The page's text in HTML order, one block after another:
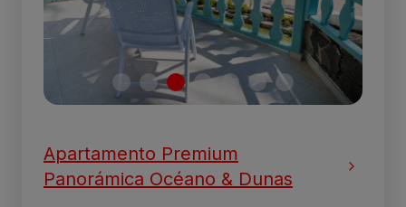
Apartamento Premium
Panorámica Océano & Dunas